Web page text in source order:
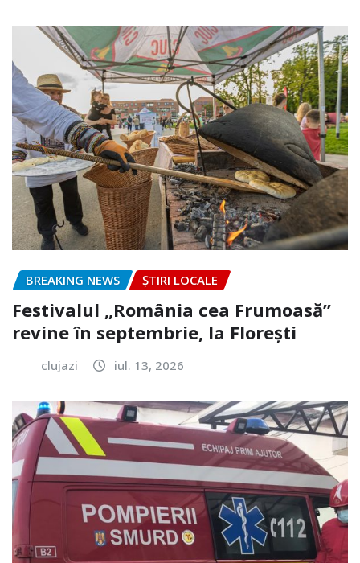
BREAKING NEWS ȘTIRI LOCALE
Festivalul „România cea Frumoasă”
revine în septembrie, la Florești
clujazi iul. 13, 2026